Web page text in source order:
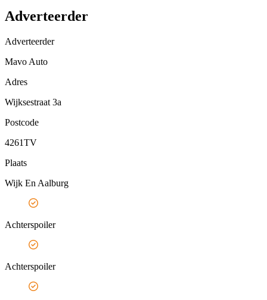
Adverteerder
Adverteerder
Mavo Auto
Adres
Wijksestraat 3a
Postcode
4261TV
Plaats
Wijk En Aalburg
Achterspoiler
Achterspoiler